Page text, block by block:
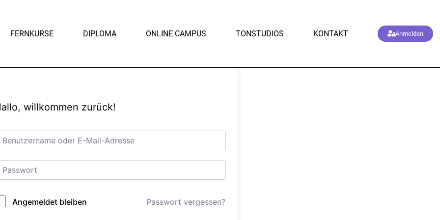
FERNKURSE DIPLOMA ONLINE CAMPUS TONSTUDIOS KONTAKT Anmelden
willkommen zurück!
Angemeldet bleiben Passwort vergessen?